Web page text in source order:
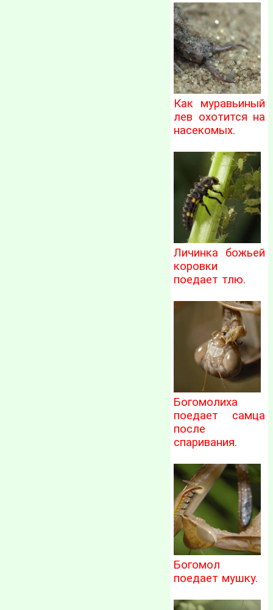
Как муравьиный
лев охотится на
насекомых.
Личинка божьей
коровки
поедает тлю.
Богомолиха
поедает самца
после
спаривания.
Богомол
поедает мушку.